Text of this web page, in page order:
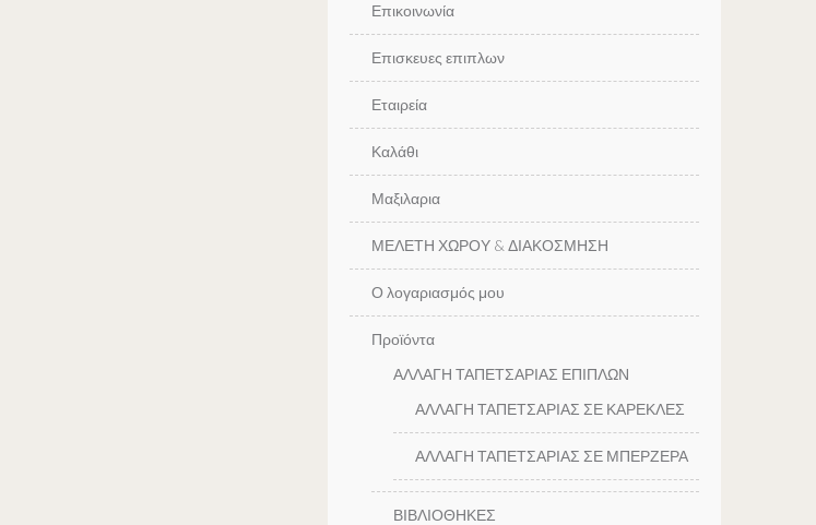
Επικοινωνία
Επισκευες επιπλων
Εταιρεία
Καλάθι
Μαξιλαρια
ΜΕΛΕΤΗ ΧΩΡΟΥ & ΔΙΑΚΟΣΜΗΣΗ
Ο λογαριασμός μου
Προϊόντα
ΑΛΛΑΓΗ ΤΑΠΕΤΣΑΡΙΑΣ ΕΠΙΠΛΩΝ
ΑΛΛΑΓΗ ΤΑΠΕΤΣΑΡΙΑΣ ΣΕ ΚΑΡΕΚΛΕΣ
ΑΛΛΑΓΗ ΤΑΠΕΤΣΑΡΙΑΣ ΣΕ ΜΠΕΡΖΕΡΑ
ΒΙΒΛΙΟΘΗΚΕΣ